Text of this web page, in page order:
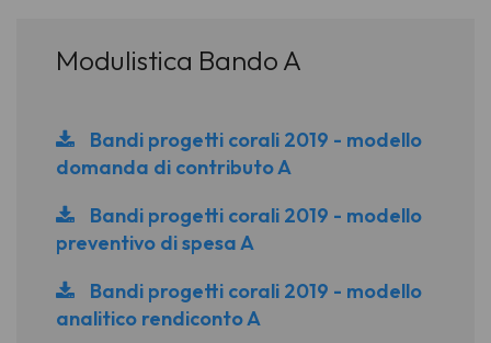
Modulistica Bando A
Bandi progetti corali 2019 - modello
domanda di contributo A
Bandi progetti corali 2019 - modello
preventivo di spesa A
Bandi progetti corali 2019 - modello
analitico rendiconto A